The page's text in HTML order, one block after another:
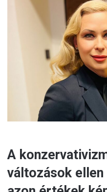
a
m
a
i
l
A
változások ellen